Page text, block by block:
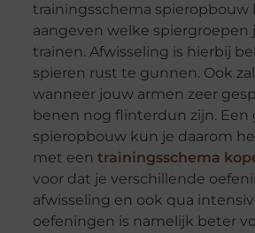
trainingsschema spieropbouw
aangeven welke spiergroepen
trainen. Afwisseling is hierbij
spieren rust te gunnen. Ook
wanneer jouw armen zeer
benen nog flinterdun zijn. Een
spieropbouw kun je daarom
met een trainingsschema
voor dat je verschillende
afwisseling en ook qua
oefeningen is namelijk beter